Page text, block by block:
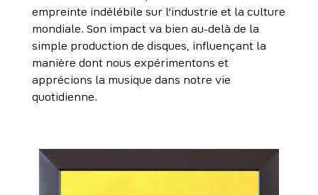
empreinte indélébile sur l’industrie et la culture
mondiale. Son impact va bien au-delà de la
simple production de disques, influençant la
manière dont nous expérimentons et
apprécions la musique dans notre vie
quotidienne.